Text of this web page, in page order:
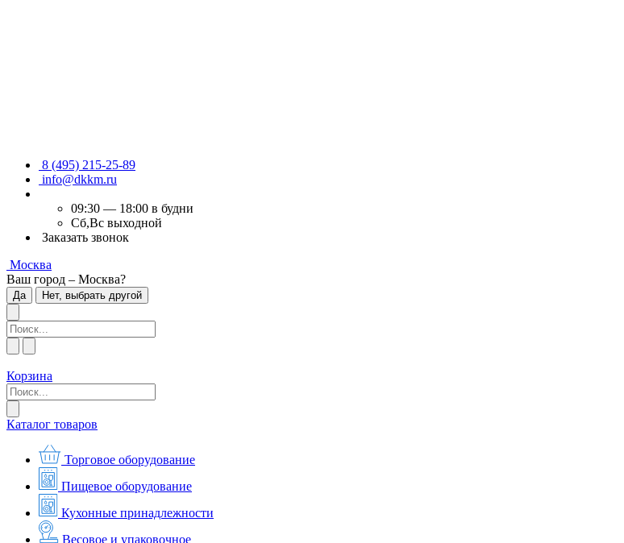
8 (495) 215-25-89
info@dkkm.ru
09:30 — 18:00 в будни
Сб,Вс выходной
Заказать звонок
Москва
Ваш город – Москва?
Да Нет, выбрать другой
Корзина
Каталог товаров
Торговое оборудование
Пищевое оборудование
Кухонные принадлежности
Весовое и упаковочное